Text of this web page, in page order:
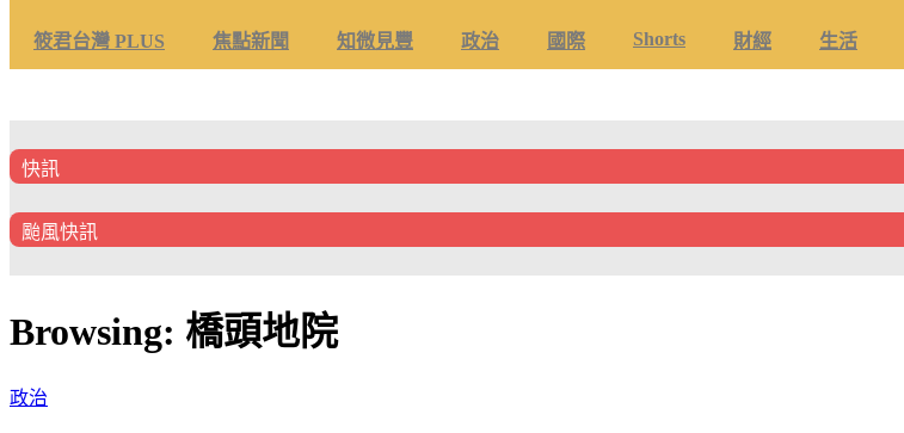
筱君台灣 PLUS 焦點新聞 知微見豐 政治 國際 Shorts 財經 生活
快訊
颱風快訊
Browsing: 橋頭地院
政治